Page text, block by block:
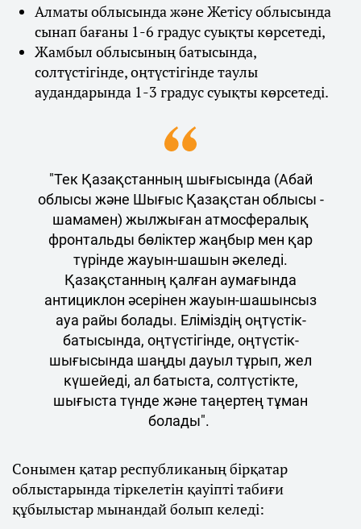
Алматы облысында және Жетісу облысында
сынап бағаны 1-6 градус суықты көрсетеді,
Жамбыл облысының батысында,
солтүстігінде, оңтүстігінде таулы
аудандарында 1-3 градус суықты көрсетеді.
"Тек Қазақстанның шығысында (Абай
облысы және Шығыс Қазақстан облысы -
шамамен) жылжыған атмосфералық
фронтальды бөліктер жаңбыр мен қар
түрінде жауын-шашын әкеледі.
Қазақстанның қалған аумағында
антициклон әсерінен жауын-шашынсыз
ауа райы болады. Еліміздің оңтүстік-
батысында, оңтүстігінде, оңтүстік-
шығысында шаңды дауыл тұрып, жел
күшейеді, ал батыста, солтүстікте,
шығыста түнде және таңертең тұман
болады".
Сонымен қатар республиканың бірқатар
облыстарында тіркелетін қауіпті табиғи
құбылыстар мынандай болып келеді: